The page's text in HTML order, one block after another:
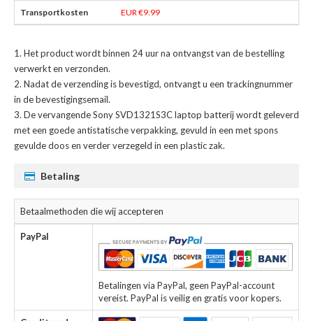
EUR €9.99
Het product wordt binnen 24 uur na ontvangst van de bestelling
verwerkt en verzonden.
Nadat de verzending is bevestigd, ontvangt u een trackingnummer
in de bevestigingsemail.
Devervangende Sony SVD1321S3C laptop batterijwordt geleverd
met een goede antistatische verpakking, gevuld in een met spons
gevulde doos en verder verzegeld in een plastic zak.
Betaling
Betaalmethoden die wij accepteren
PayPal
Betalingen via PayPal, geen PayPal-account
vereist. PayPal is veilig en gratis voor kopers.